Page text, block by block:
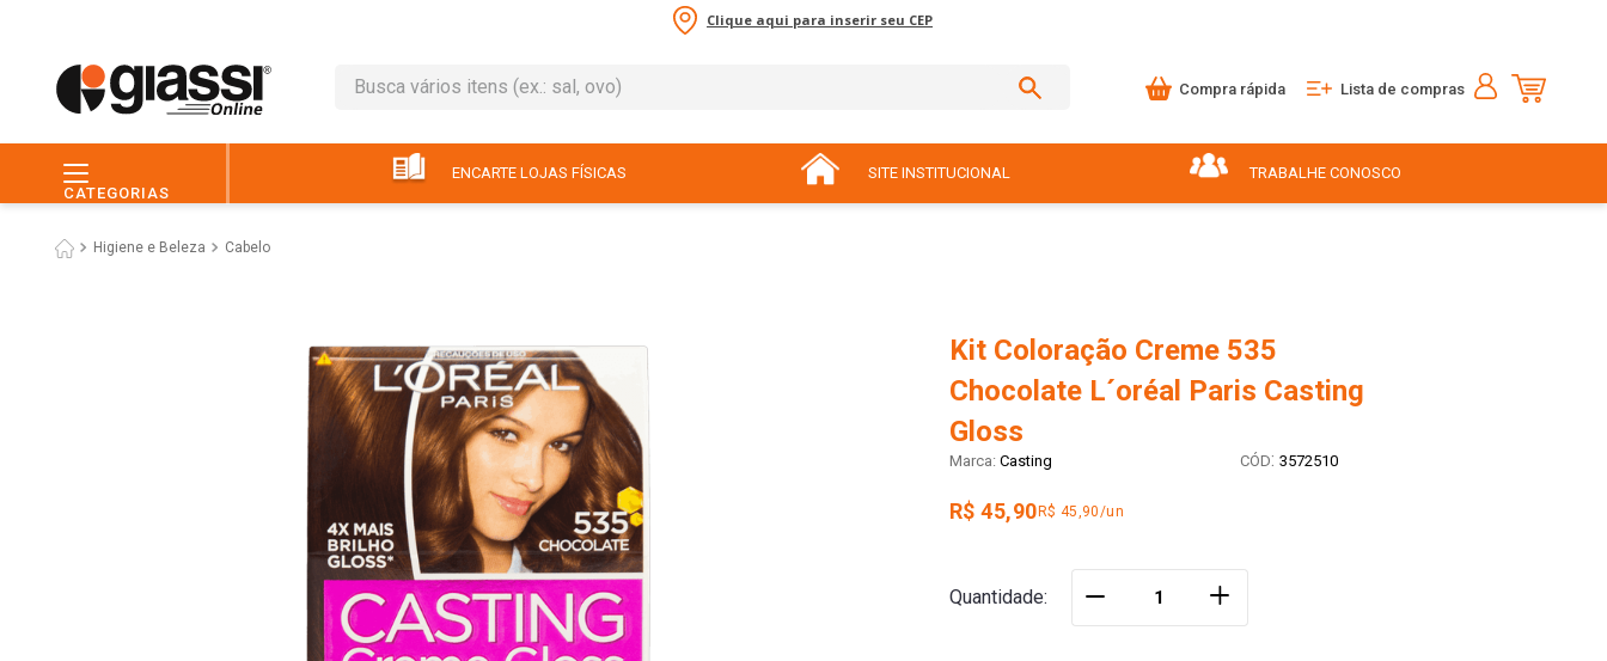
Clique aqui para inserir seu CEP
Busca vários itens (ex.: sal, ovo)
Compra rápida Lista de compras
CATEGORIAS
ENCARTE LOJAS FÍSICAS SITE INSTITUCIONAL TRABALHE CONOSCO
Higiene e Beleza Cabelo
Kit Coloração Creme 535
Chocolate L´oréal Paris Casting
Gloss
Casting : 3572510
R$ 45,90R$ 45,90/un
Quantidade ＋
leite
6º pão
7º macarrão
8º iogurte
ovo
10º arroz